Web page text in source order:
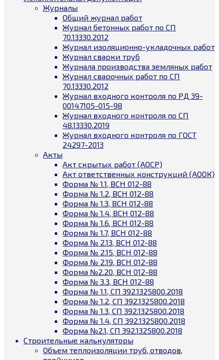
Журналы
Общий журнал работ
Журнал бетонных работ по СП
70.13330.2012
Журнал изоляционно-укладочных работ
Журнал сварки труб
Журнала производства земляных работ
Журнал сварочных работ по СП
70.13330.2012
Журнал входного контроля по РД 39-
00147105-015-98
Журнал входного контроля по СП
48.13330.2019
Журнал входного контроля по ГОСТ
24297-2013
Акты
Акт скрытых работ (АОСР)
Акт ответственных конструкций (АООК)
Форма № 1.1, ВСН 012-88
Форма № 1.2, ВСН 012-88
Форма № 1.3, ВСН 012-88
Форма № 1.4, ВСН 012-88
Форма № 1.6, ВСН 012-88
Форма № 1.7, ВСН 012-88
Форма № 2.13, ВСН 012-88
Форма № 2.15, ВСН 012-88
Форма № 2.19, ВСН 012-88
Форма №2.20, ВСН 012-88
Форма № 3.3, ВСН 012-88
Форма № 1.1, СП 392.1325800.2018
Форма № 1.2, СП 392.1325800.2018
Форма № 1.3, СП 392.1325800.2018
Форма № 1.4, СП 392.1325800.2018
Форма №2.1, СП 392.1325800.2018
Строительные калькуляторы
Объем теплоизоляции труб, отводов,